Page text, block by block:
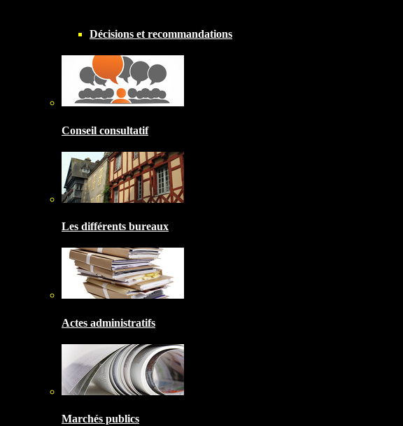
Décisions et recommandations
Conseil consultatif
Les différents bureaux
Actes administratifs
Marchés publics